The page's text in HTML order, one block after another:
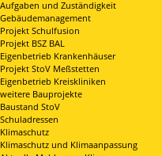
Aufgaben und Zuständigkeit
Gebäudemanagement
Projekt Schulfusion
Projekt BSZ BAL
Eigenbetrieb Krankenhäuser
Projekt StoV Meßstetten
Eigenbetrieb Kreiskliniken
weitere Bauprojekte
Baustand StoV
Schuladressen
Klimaschutz
Klimaschutz und Klimaanpassung